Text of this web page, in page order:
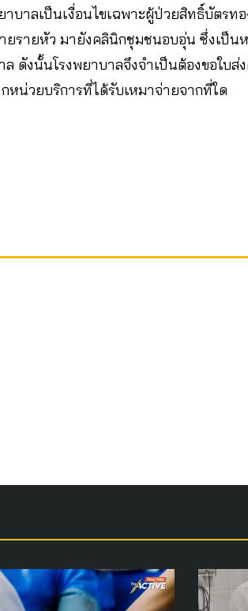
บาลเป็นเงื่อนไขเฉพาะผู้ป่วยสิทธิ์บัตรท
ยรายหัว มายังคลินิกชุมชนอบอุ่น ซึ่งเป็น
ดังนั้นโรงพยาบาลจึงจำเป็นต้องขอใบส่ง
หน่วยบริการที่ได้รับเหมาจ่ายจากที่ใด